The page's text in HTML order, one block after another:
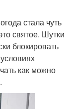
стала чуть
святое. Шутки
блокировать
как можно